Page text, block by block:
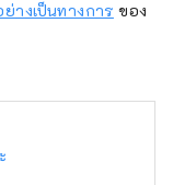
ย่างเป็นทางการ ของ